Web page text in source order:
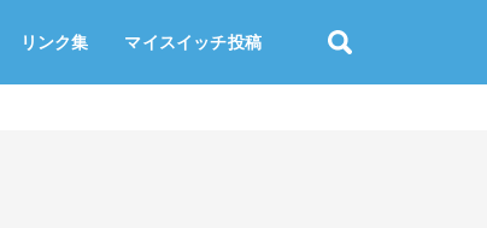
リンク集 マイスイッチ投稿